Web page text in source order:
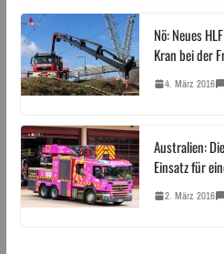
Nö: Neues
Kran bei der
4. März 2016
Australien:
Einsatz für
2. März 2016